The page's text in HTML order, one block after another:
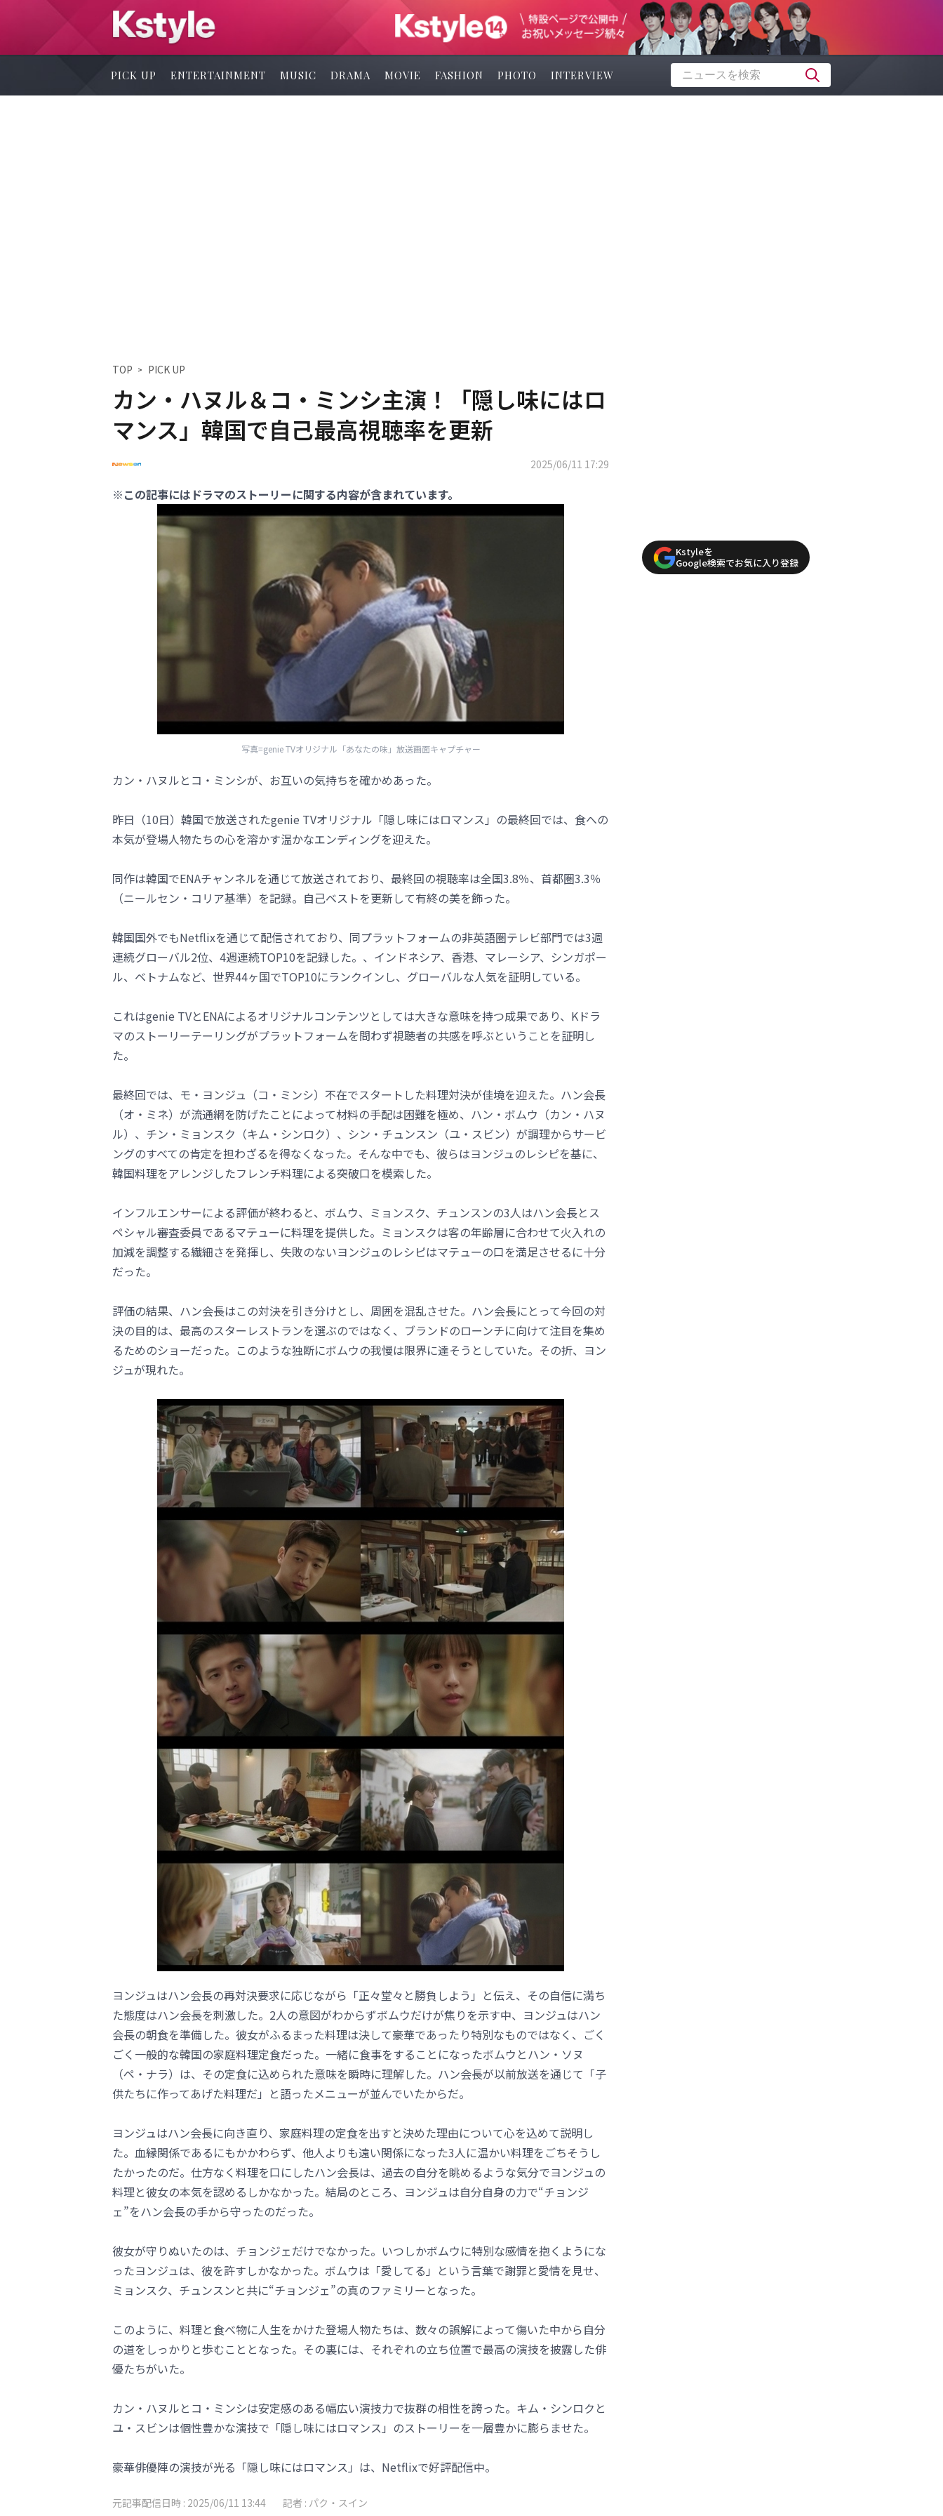
PICK UP ENTERTAINMENT MUSIC DRAMA MOVIE FASHION PHOTO INTERVIEW
TOP PICK UP
カン・ハヌル＆コ・ミンシ主演！「隠し味にはロ
マンス」韓国で自己最高視聴率を更新
2025/06/11 17:29
※この記事にはドラマのストーリーに関する内容が含まれています。
写真=genie TVオリジナル「あなたの味」放送画面キャプチャー
カン・ハヌルとコ・ミンシが、お互いの気持ちを確かめあった。
昨日（10日）韓国で放送されたgenie TVオリジナル「隠し味にはロマンス」の最終回では、食への
本気が登場人物たちの心を溶かす温かなエンディングを迎えた。
同作は韓国でENAチャンネルを通じて放送されており、最終回の視聴率は全国3.8％、首都圏3.3％
（ニールセン・コリア基準）を記録。自己ベストを更新して有終の美を飾った。
韓国国外でもNetflixを通じて配信されており、同プラットフォームの非英語圏テレビ部門では3週
連続グローバル2位、4週連続TOP10を記録した。、インドネシア、香港、マレーシア、シンガポー
ル、ベトナムなど、世界44ヶ国でTOP10にランクインし、グローバルな人気を証明している。
これはgenie TVとENAによるオリジナルコンテンツとしては大きな意味を持つ成果であり、Kドラ
マのストーリーテーリングがプラットフォームを問わず視聴者の共感を呼ぶということを証明し
た。
最終回では、モ・ヨンジュ（コ・ミンシ）不在でスタートした料理対決が佳境を迎えた。ハン会長
（オ・ミネ）が流通網を防げたことによって材料の手配は困難を極め、ハン・ボムウ（カン・ハヌ
ル）、チン・ミョンスク（キム・シンロク）、シン・チュンスン（ユ・スビン）が調理からサービ
ングのすべての肯定を担わざるを得なくなった。そんな中でも、彼らはヨンジュのレシピを基に、
韓国料理をアレンジしたフレンチ料理による突破口を模索した。
インフルエンサーによる評価が終わると、ボムウ、ミョンスク、チュンスンの3人はハン会長とス
ペシャル審査委員であるマテューに料理を提供した。ミョンスクは客の年齢層に合わせて火入れの
加減を調整する繊細さを発揮し、失敗のないヨンジュのレシピはマテューの口を満足させるに十分
だった。
評価の結果、ハン会長はこの対決を引き分けとし、周囲を混乱させた。ハン会長にとって今回の対
決の目的は、最高のスターレストランを選ぶのではなく、ブランドのローンチに向けて注目を集め
るためのショーだった。このような独断にボムウの我慢は限界に達そうとしていた。その折、ヨン
ジュが現れた。
ヨンジュはハン会長の再対決要求に応じながら「正々堂々と勝負しよう」と伝え、その自信に満ち
た態度はハン会長を刺激した。2人の意図がわからずボムウだけが焦りを示す中、ヨンジュはハン
会長の朝食を準備した。彼女がふるまった料理は決して豪華であったり特別なものではなく、ごく
ごく一般的な韓国の家庭料理定食だった。一緒に食事をすることになったボムウとハン・ソヌ
（ペ・ナラ）は、その定食に込められた意味を瞬時に理解した。ハン会長が以前放送を通じて「子
供たちに作ってあげた料理だ」と語ったメニューが並んでいたからだ。
ヨンジュはハン会長に向き直り、家庭料理の定食を出すと決めた理由について心を込めて説明し
た。血縁関係であるにもかかわらず、他人よりも遠い関係になった3人に温かい料理をごちそうし
たかったのだ。仕方なく料理を口にしたハン会長は、過去の自分を眺めるような気分でヨンジュの
料理と彼女の本気を認めるしかなかった。結局のところ、ヨンジュは自分自身の力で“チョンジ
ェ”をハン会長の手から守ったのだった。
彼女が守りぬいたのは、チョンジェだけでなかった。いつしかボムウに特別な感情を抱くようにな
ったヨンジュは、彼を許すしかなかった。ボムウは「愛してる」という言葉で謝罪と愛情を見せ、
ミョンスク、チュンスンと共に“チョンジェ”の真のファミリーとなった。
このように、料理と食べ物に人生をかけた登場人物たちは、数々の誤解によって傷いた中から自分
の道をしっかりと歩むこととなった。その裏には、それぞれの立ち位置で最高の演技を披露した俳
優たちがいた。
カン・ハヌルとコ・ミンシは安定感のある幅広い演技力で抜群の相性を誇った。キム・シンロクと
ユ・スビンは個性豊かな演技で「隠し味にはロマンス」のストーリーを一層豊かに膨らませた。
豪華俳優陣の演技が光る「隠し味にはロマンス」は、Netflixで好評配信中。
元記事配信日時 : 2025/06/11 13:44 記者 : パク・スイン
Kstyleを
Google検索でお気に入り登録